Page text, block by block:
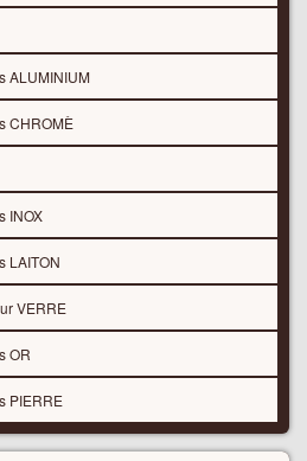
ALUMINIUM
CHROMÈ
INOX
LAITON
VERRE
OR
PIERRE